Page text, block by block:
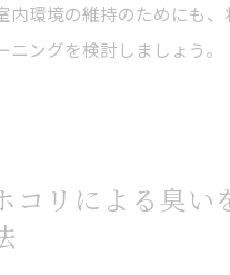
内環境の維持のためにも
ニングを検討しましょう。
コリによる臭い